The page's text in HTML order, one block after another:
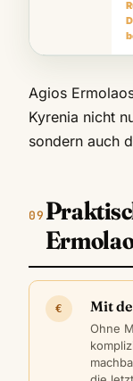
Agios
Kyrenia nicht
sondern auch
€ Mit
Ohne